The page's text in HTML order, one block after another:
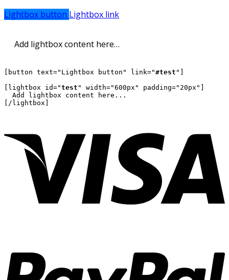
Lightbox button Lightbox link
Add lightbox content here…
[button text="Lightbox button" link="#test "]
[lightbox id="test " width="600px" padding="20px"]
  Add lightbox content here...